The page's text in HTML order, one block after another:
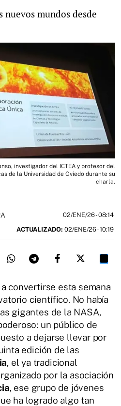
nuevos mundos desde
investigador del ICTEA y profesor del
de la Universidad de Oviedo durante su
charla.
02/ENE/26- 08:14
ACTUALIZADO: 02/ENE/26 - 10:19
convertirse esta semana
científico. No había
gigantes de la NASA,
un público de
a dejarse llevar por
edición de las
, el ya tradicional
por la asociación
, ese grupo de jóvenes
ha logrado algo tan